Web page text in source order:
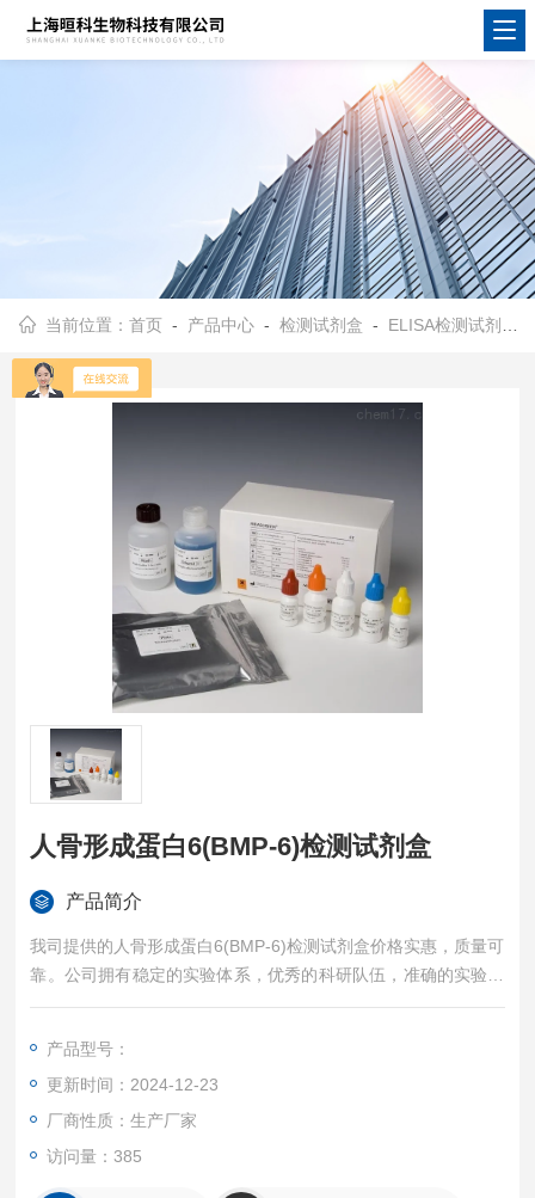
当前位置：首页 - 产品中心 -检测试剂盒 - ELISA检测试剂盒
人骨形成蛋白6(BMP-6)检测试剂盒
产品简介
我司提供的人骨形成蛋白6(BMP-6)检测试剂盒价格实惠，质量可
靠。公司拥有稳定的实验体系，优秀的科研队伍，准确的实验结
果，是您值得信赖的合作伙伴，凡购买我司的试剂盒产品都可提
产品型号：
更新时间：2024-12-23
厂商性质：生产厂家
访问量：385